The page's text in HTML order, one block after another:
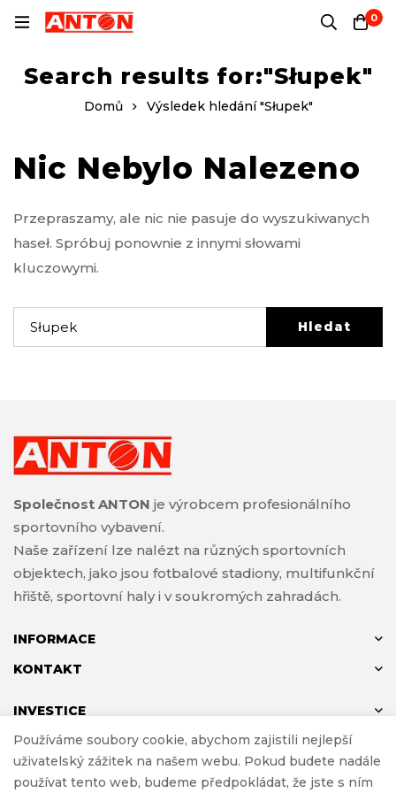
0
Search results for:"Słupek"
Domů Výsledek hledání "Słupek"
Nic Nebylo Nalezeno
Przepraszamy, ale nic nie pasuje do wyszukiwanych
haseł. Spróbuj ponownie z innymi słowami
kluczowymi.
Hledat
Společnost ANTON je výrobcem profesionálního
sportovního vybavení.
Naše zařízení lze nalézt na různých sportovních
objektech, jako jsou fotbalové stadiony, multifunkční
hřiště, sportovní haly i v soukromých zahradách.
INFORMACE
KONTAKT
INVESTICE
© ANTON 2024
Používáme soubory cookie, abychom zajistili nejlepší
uživatelský zážitek na našem webu. Pokud budete nadále
používat tento web, budeme předpokládat, že jste s ním